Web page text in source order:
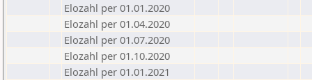
Elozahl per 01.01.2020
Elozahl per 01.04.2020
Elozahl per 01.07.2020
Elozahl per 01.10.2020
Elozahl per 01.01.2021